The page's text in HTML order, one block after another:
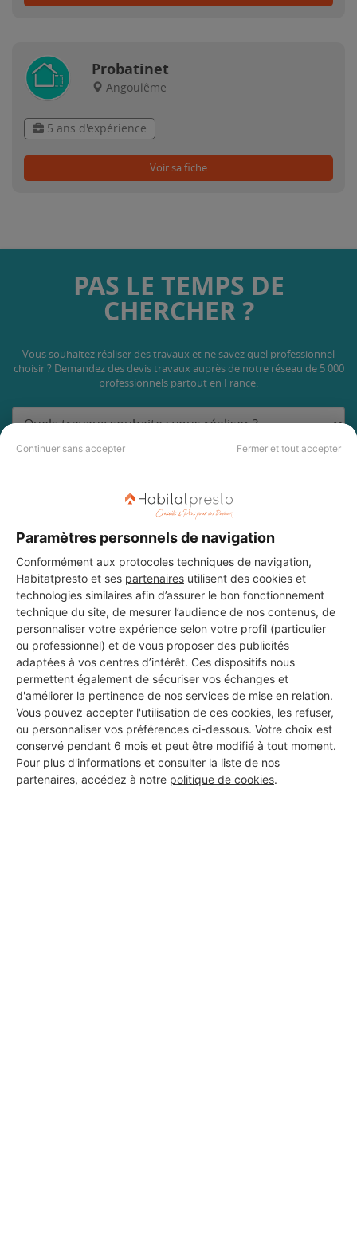
Continuer sans accepter Fermer et tout accepter
Paramètres personnels de navigation
Conformément aux protocoles techniques de navigation,
Habitatpresto et ses partenaires utilisent des cookies et
technologies similaires afin d’assurer le bon fonctionnement
technique du site, de mesurer l’audience de nos contenus, de
personnaliser votre expérience selon votre profil (particulier
ou professionnel) et de vous proposer des publicités
adaptées à vos centres d’intérêt. Ces dispositifs nous
permettent également de sécuriser vos échanges et
d'améliorer la pertinence de nos services de mise en relation.
Vous pouvez accepter l'utilisation de ces cookies, les refuser,
ou personnaliser vos préférences ci-dessous. Votre choix est
conservé pendant 6 mois et peut être modifié à tout moment.
Pour plus d'informations et consulter la liste de nos
partenaires, accédez à notre politique de cookies.
Probatinet
Angoulême
5 ans d'expérience
Voir sa fiche
PAS LE TEMPS DE
CHERCHER ?
Vous souhaitez réaliser des travaux et ne savez quel professionnel
choisir ? Demandez des devis travaux auprès de notre réseau de 5 000
professionnels partout en France.
DEMANDER UN DEVIS